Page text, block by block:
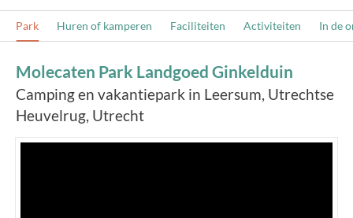
Park Huren of kamperen Faciliteiten Activiteiten In de
Molecaten Park Landgoed Ginkelduin
Camping en vakantiepark in Leersum, Utrechtse
Heuvelrug, Utrecht